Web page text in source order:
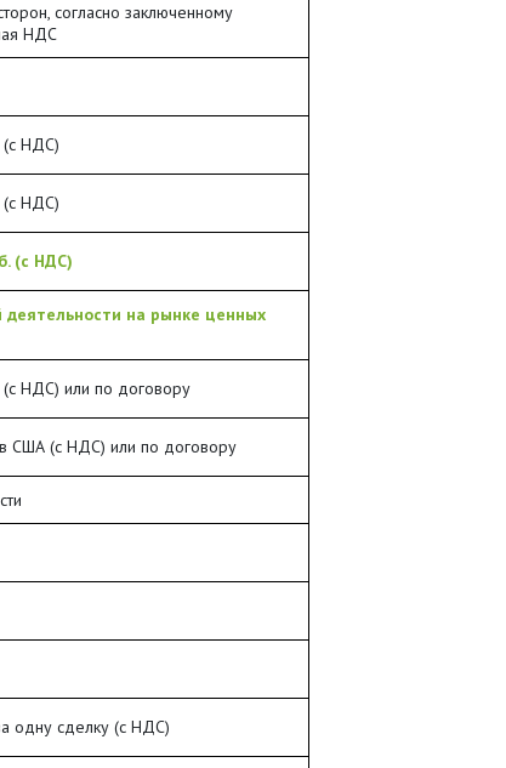
согласно заключенному
НДС
(с НДС)
(с НДС)
(с НДС)
на рынке ценных
НДС) или по договору
США (с НДС) или по договору
одну сделку (с НДС)